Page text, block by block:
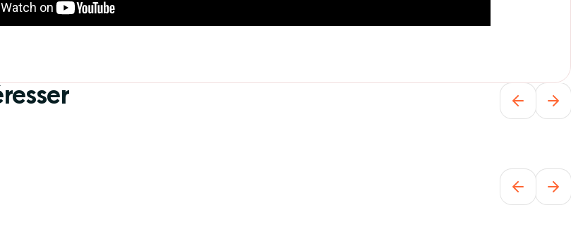
2 OFFRES EN COURS
JUSQU’À -250 € PAR PERSONNE CUMULABLES